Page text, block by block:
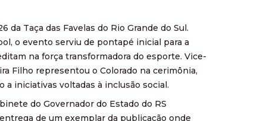
Taça das Favelas do Rio Grande do Sul.
o evento serviu de pontapé inicial para a
na força transformadora do esporte. Vice-
Filho representou o Colorado na cerimônia,
iniciativas voltadas à inclusão social.
do Governador do Estado do RS
de um exemplar da publicação onde